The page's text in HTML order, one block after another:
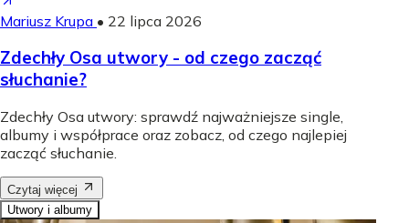
Mariusz Krupa • 22 lipca 2026
Zdechły Osa utwory - od czego zacząć
słuchanie?
Zdechły Osa utwory: sprawdź najważniejsze single,
albumy i współprace oraz zobacz, od czego najlepiej
zacząć słuchanie.
Czytaj więcej
Utwory i albumy